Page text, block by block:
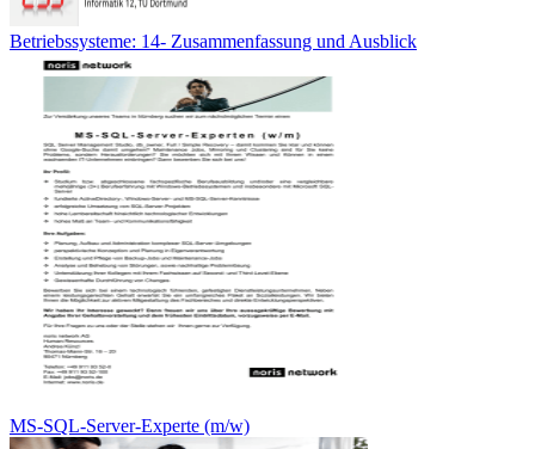
Betriebssysteme: 14- Zusammenfassung und Ausblick
MS-SQL-Server-Experte (m/w)